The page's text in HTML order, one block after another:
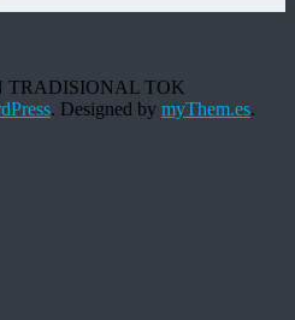
TRADISIONAL TOK
. Designed by myThem.es.